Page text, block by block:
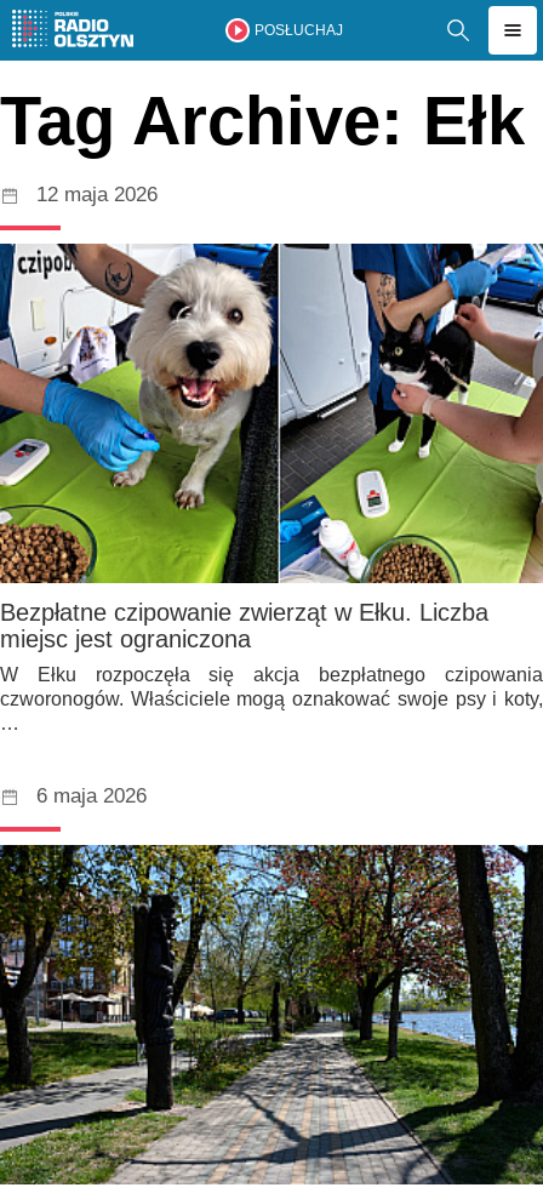
POSŁUCHAJ
Tag Archive: Ełk
12 maja 2026
Bezpłatne czipowanie zwierząt w Ełku. Liczba
miejsc jest ograniczona
W Ełku rozpoczęła się akcja bezpłatnego czipowania
czworonogów. Właściciele mogą oznakować swoje psy i koty,
…
6 maja 2026